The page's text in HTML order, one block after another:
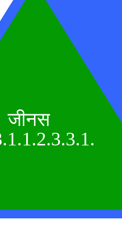
जीनस